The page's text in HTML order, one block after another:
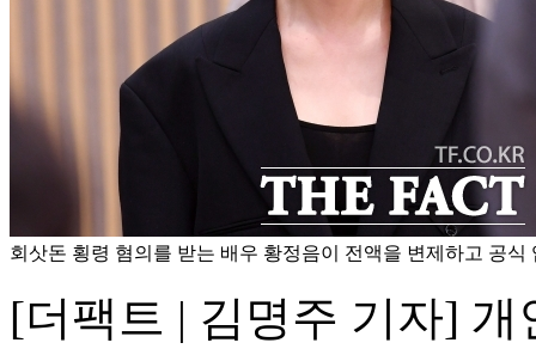
회삿돈 횡령 혐의를 받는 배우 황정음이 전액을 변제하고 공식
[더팩트 | 김명주 기자]